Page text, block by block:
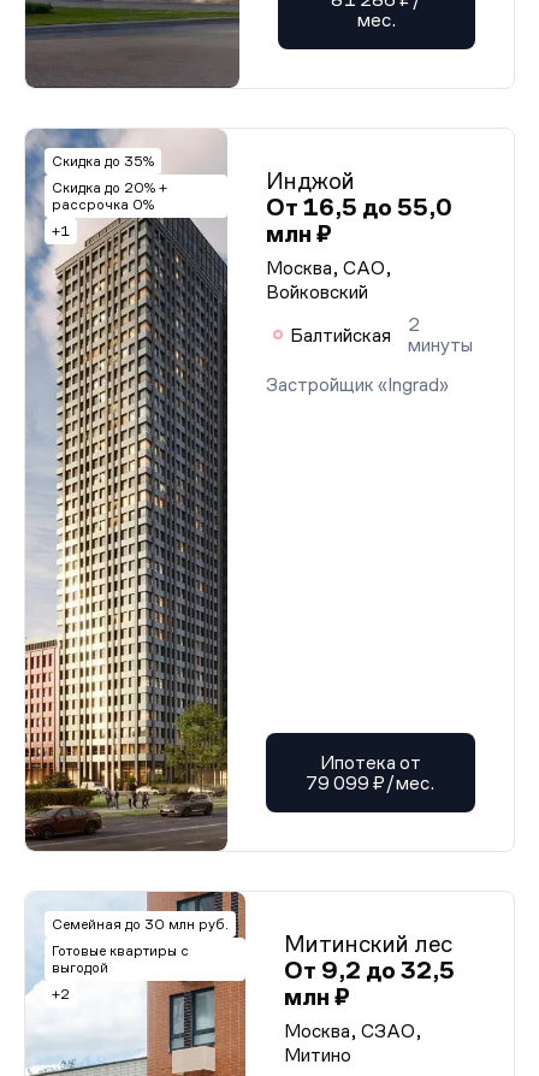
мес.
Скидка до 35%
Скидка до 20% +
рассрочка 0%
+1
Инджой
От 16,5 до 55,0
млн ₽
Москва, САО,
Войковский
Балтийская
2
минуты
Застройщик «Ingrad»
Ипотека от
79 099 ₽/мес.
Семейная до 30 млн руб.
Готовые квартиры с
выгодой
+2
Митинский лес
От 9,2 до 32,5
млн ₽
Москва, СЗАО,
Митино